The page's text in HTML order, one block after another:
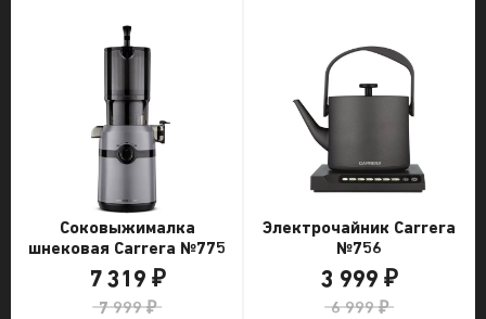
Соковыжималка
шнековая Carrera №775
7 319 ₽
7 999 ₽
Электрочайник Carrera
№756
3 999 ₽
6 999 ₽